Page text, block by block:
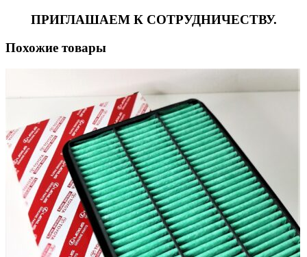
ПРИГЛАШАЕМ К СОТРУДНИЧЕСТВУ.
Похожие товары